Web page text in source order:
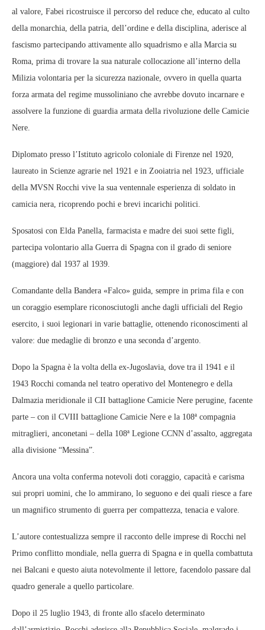
al valore, Fabei ricostruisce il percorso del reduce che, educato al culto
della monarchia, della patria, dell’ordine e della disciplina, aderisce al
fascismo partecipando attivamente allo squadrismo e alla Marcia su
Roma, prima di trovare la sua naturale collocazione all’interno della
Milizia volontaria per la sicurezza nazionale, ovvero in quella quarta
forza armata del regime mussoliniano che avrebbe dovuto incarnare e
assolvere la funzione di guardia armata della rivoluzione delle Camicie
Nere.
Diplomato presso l’Istituto agricolo coloniale di Firenze nel 1920,
laureato in Scienze agrarie nel 1921 e in Zooiatria nel 1923, ufficiale
della MVSN Rocchi vive la sua ventennale esperienza di soldato in
camicia nera, ricoprendo pochi e brevi incarichi politici.
Sposatosi con Elda Panella, farmacista e madre dei suoi sette figli,
partecipa volontario alla Guerra di Spagna con il grado di seniore
(maggiore) dal 1937 al 1939.
Comandante della Bandera «Falco» guida, sempre in prima fila e con
un coraggio esemplare riconosciutogli anche dagli ufficiali del Regio
esercito, i suoi legionari in varie battaglie, ottenendo riconoscimenti al
valore: due medaglie di bronzo e una seconda d’argento.
Dopo la Spagna è la volta della ex-Jugoslavia, dove tra il 1941 e il
1943 Rocchi comanda nel teatro operativo del Montenegro e della
Dalmazia meridionale il CII battaglione Camicie Nere perugine, facente
parte – con il CVIII battaglione Camicie Nere e la 108ª compagnia
mitraglieri, anconetani – della 108ª Legione CCNN d’assalto, aggregata
alla divisione “Messina”.
Ancora una volta conferma notevoli doti coraggio, capacità e carisma
sui propri uomini, che lo ammirano, lo seguono e dei quali riesce a fare
un magnifico strumento di guerra per compattezza, tenacia e valore.
L’autore contestualizza sempre il racconto delle imprese di Rocchi nel
Primo conflitto mondiale, nella guerra di Spagna e in quella combattuta
nei Balcani e questo aiuta notevolmente il lettore, facendolo passare dal
quadro generale a quello particolare.
Dopo il 25 luglio 1943, di fronte allo sfacelo determinato